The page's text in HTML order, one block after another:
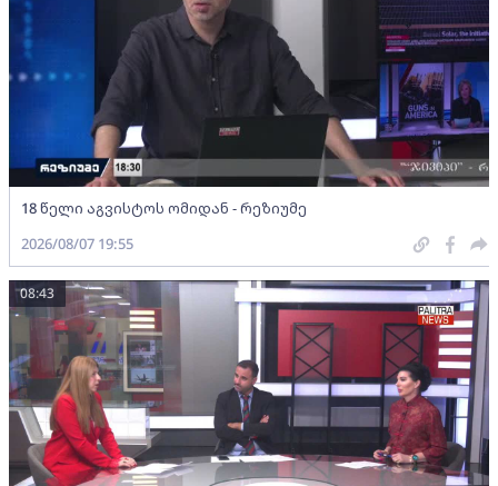
18 წელი აგვისტოს ომიდან - რეზიუმე
2026/08/07 19:55
08:43